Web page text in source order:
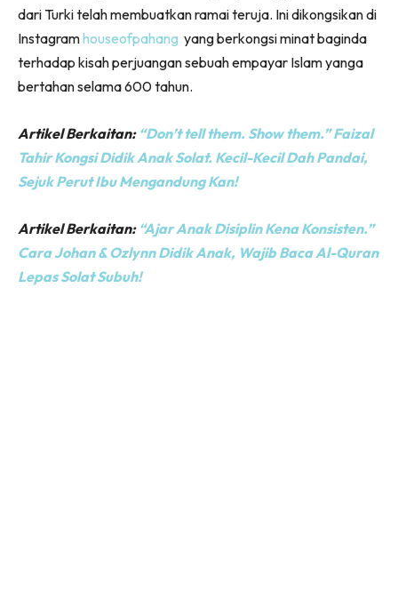
dari Turki telah membuatkan ramai teruja. Ini dikongsikan di
Instagramhouseofpahang yang berkongsi minat baginda
terhadap kisah perjuangan sebuah empayar Islam yanga
bertahan selama 600 tahun.
Artikel Berkaitan: “Don’t tell them. Show them.” Faizal
Tahir Kongsi Didik Anak Solat. Kecil-Kecil Dah Pandai,
Sejuk Perut Ibu Mengandung Kan!
Artikel Berkaitan: “Ajar Anak Disiplin Kena Konsisten.”
Cara Johan & Ozlynn Didik Anak, Wajib Baca Al-Quran
Lepas Solat Subuh!